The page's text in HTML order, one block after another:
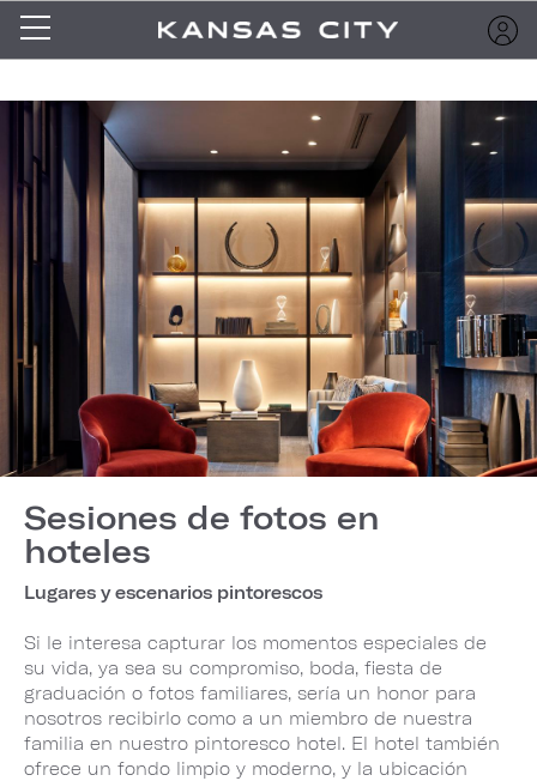
Sesiones de fotos en
hoteles
Lugares y escenarios pintorescos
Si le interesa capturar los momentos especiales de
su vida, ya sea su compromiso, boda, fiesta de
graduación o fotos familiares, sería un honor para
nosotros recibirlo como a un miembro de nuestra
familia en nuestro pintoresco hotel. El hotel también
ofrece un fondo limpio y moderno, y la ubicación